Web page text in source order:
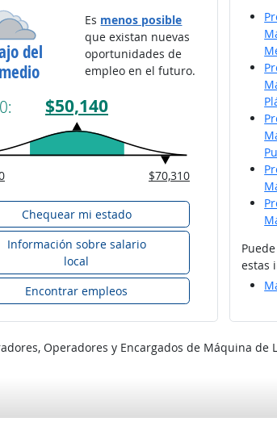
del
Es menos posible
que existan nuevas
oportunidades de
empleo en el futuro.
$50,140
$70,310
Chequear mi estado
Información sobre salario
local
Encontrar empleos
estas
Operadores y Encargados de Máquina de